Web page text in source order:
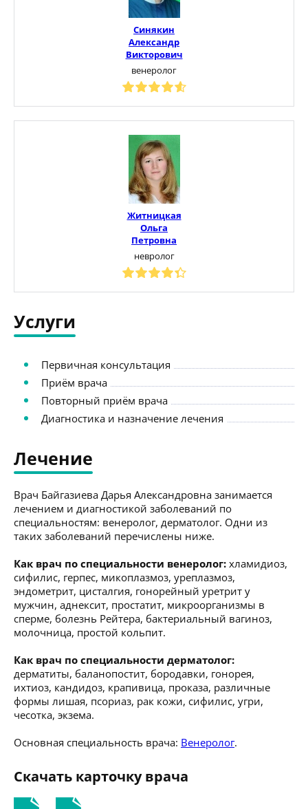
Синякин
Александр
Викторович
венеролог
Житницкая
Ольга
Петровна
невролог
Услуги
Первичная консультация
Приём врача
Повторный приём врача
Диагностика и назначение лечения
Лечение
Врач Байгазиева Дарья Александровна занимается
лечением и диагностикой заболеваний по
специальностям: венеролог, дерматолог. Одни из
таких заболеваний перечислены ниже.
Как врач по специальности венеролог: хламидиоз,
сифилис, герпес, микоплазмоз, уреплазмоз,
эндометрит, цисталгия, гонорейный уретрит у
мужчин, аднексит, простатит, микроорганизмы в
сперме, болезнь Рейтера, бактериальный вагиноз,
молочница, простой кольпит.
Как врач по специальности дерматолог:
дерматиты, баланопостит, бородавки, гонорея,
ихтиоз, кандидоз, крапивица, проказа, различные
формы лишая, псориаз, рак кожи, сифилис, угри,
чесотка, экзема.
Основная специальность врача: Венеролог.
Скачать карточку врача